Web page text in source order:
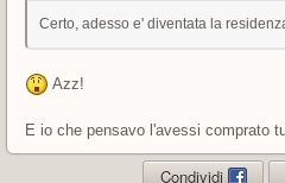
Certo, adesso e' diventata la
Azz!
E io che pensavo l'avessi comprato
Condividi